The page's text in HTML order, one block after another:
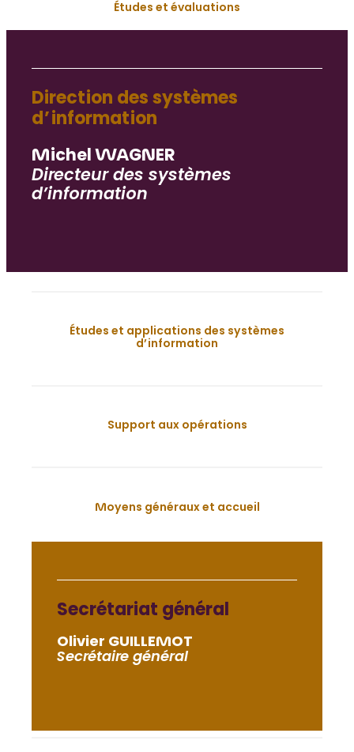
Études et évaluations
Direction des systèmes
d’information
Michel WAGNER
Directeur des systèmes
d’information
Études et applications des systèmes
d’information
Support aux opérations
Moyens généraux et accueil
Secrétariat général
Olivier GUILLEMOT
Secrétaire général